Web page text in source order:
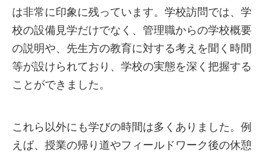
は非常に印象に残っています。学校訪問では、学
校の設備見学だけでなく、管理職からの学校概要
の説明や、先生方の教育に対する考えを聞く時間
等が設けられており、学校の実態を深く把握する
ことができました。
これら以外にも学びの時間は多くありました。例
えば、授業の帰り道やフィールドワーク後の休憩